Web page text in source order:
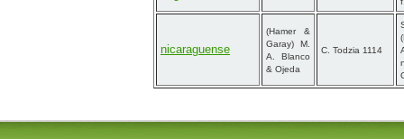
nicaraguense
(Hamer &
Garay) M.
A. Blanco
& Ojeda
C. Todzia 1114